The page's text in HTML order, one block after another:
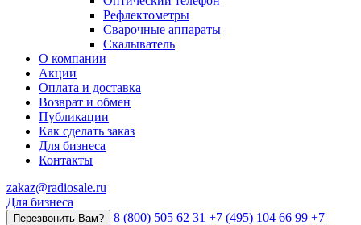
Рефлектометры
Сварочные аппараты
Скалыватель
О компании
Акции
Оплата и доставка
Возврат и обмен
Публикации
Как сделать заказ
Для бизнеса
Контакты
zakaz@radiosale.ru
Для бизнеса
Перезвонить Вам? 8 (800) 505 62 31 +7 (495) 104 66 99 +7